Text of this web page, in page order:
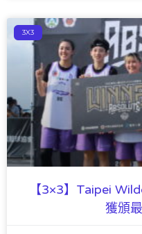
3X3
【3×3】Taipei
獲頒